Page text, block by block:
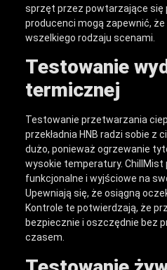
sprzęt przez powtarzające się
producenci mogą zapewnić,
wszelkiego rodzaju scenami.
Testowanie
termicznej
Testowanie przetwarzania
przekładnia HNB radzi sobie z
dużo, ponieważ ogrzewanie
wysokie temperatury.
funkcjonalne i wyjściowe na
Upewniają się, że osiągną
Kontrole te potwierdzają, że
bezpiecznie i oszczędnie bez
czasem.